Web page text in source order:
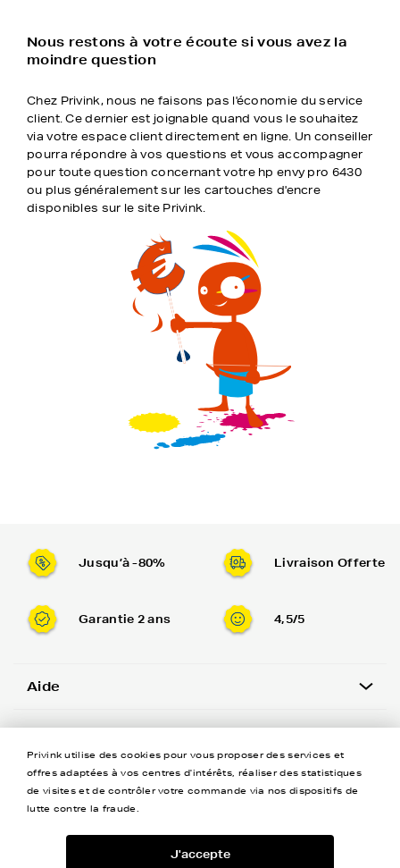
Nous restons à votre écoute si vous avez la
moindre question
Chez Privink, nous ne faisons pas l'économie du service
client. Ce dernier est joignable quand vous le souhaitez
via votre espace client directement en ligne. Un conseiller
pourra répondre à vos questions et vous accompagner
pour toute question concernant votre hp envy pro 6430
ou plus généralement sur les cartouches d'encre
disponibles sur le site Privink.
Jusqu’à -80% Livraison Offerte
Garantie 2 ans 4,5/5
Aide
A propos
Coordonnées
Privink utilise des cookies pour vous proposer des services et
offres adaptées à vos centres d'intérêts, réaliser des statistiques
de visites et de contrôler votre commande via nos dispositifs de
lutte contre la fraude.
J'accepte